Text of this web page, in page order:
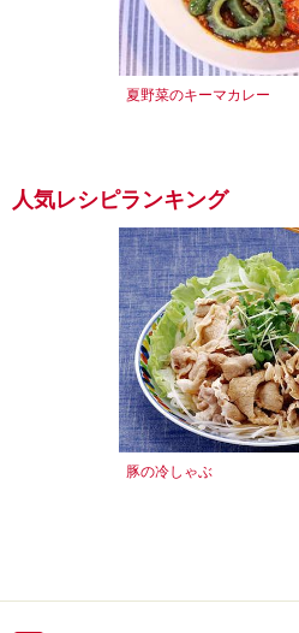
夏野菜のキーマカレー
人気レシピランキング
豚の冷しゃぶ